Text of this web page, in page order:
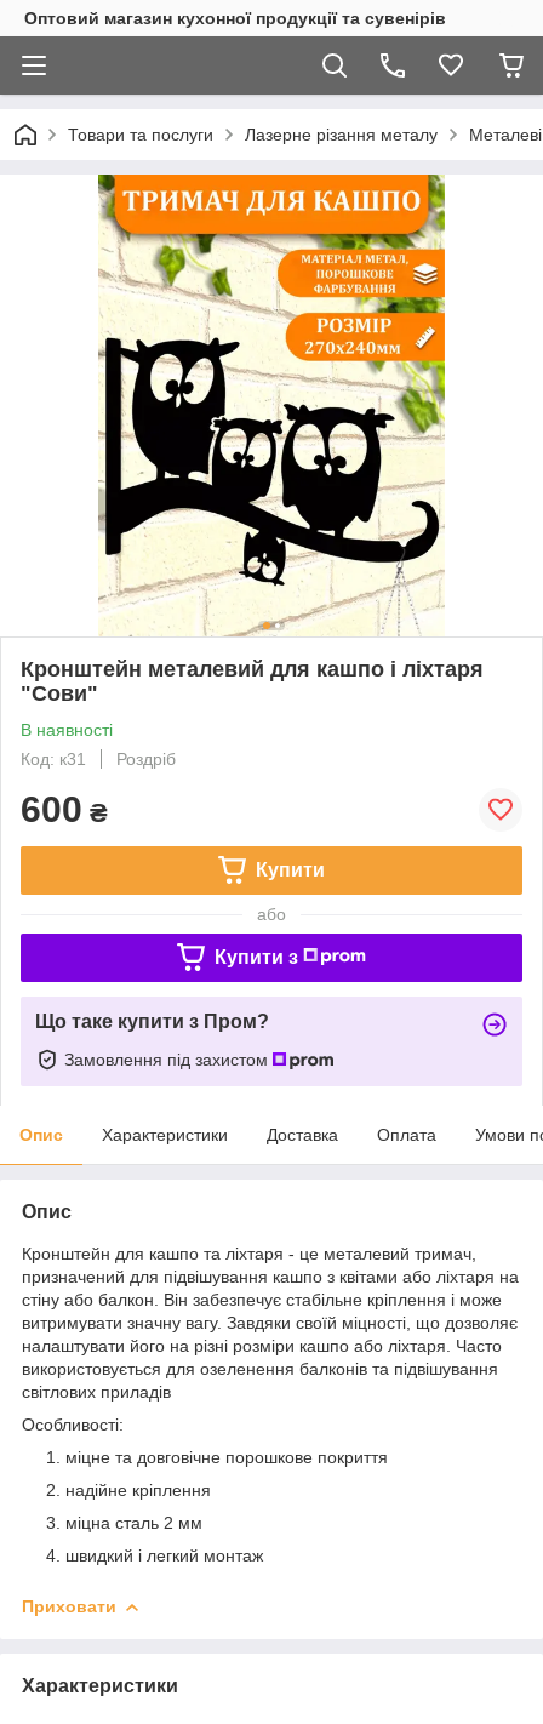
Оптовий магазин кухонної продукції та сувенірів
Товари та послуги Лазерне різання металу
Кронштейн металевий для кашпо і ліхтаря
"Сови"
В наявності
Код: к31
Роздріб
600 ₴
Купити
або
Купити з
Що таке купити з Пром?
Замовлення під захистом
Опис Характеристики Доставка Оплата Умови
Опис
Кронштейн для кашпо та ліхтаря - це металевий тримач,
призначений для підвішування кашпо з квітами або ліхтаря на
стіну або балкон. Він забезпечує стабільне кріплення і може
витримувати значну вагу. Завдяки своїй міцності, що дозволяє
налаштувати його на різні розміри кашпо або ліхтаря. Часто
використовується для озеленення балконів та підвішування
світлових приладів
Особливості:
міцне та довговічне порошкове покриття
надійне кріплення
міцна сталь 2 мм
швидкий і легкий монтаж
Приховати
Характеристики